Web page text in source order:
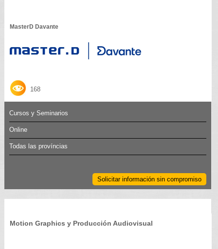
MasterD Davante
168
Cursos y Seminarios
Online
Todas las províncias
Solicitar información sin compromiso
Motion Graphics y Producción Audiovisual